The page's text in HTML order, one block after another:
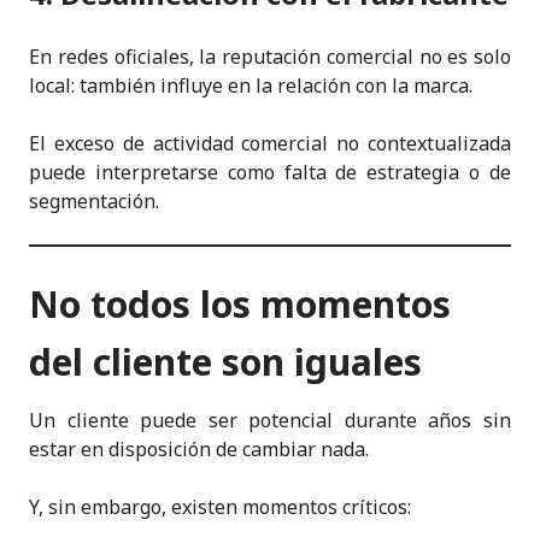
En redes oficiales, la reputación comercial no es solo
local: también influye en la relación con la marca.
El exceso de actividad comercial no contextualizada
puede interpretarse como falta de estrategia o de
segmentación.
No todos los momentos
del cliente son iguales
Un cliente puede ser potencial durante años sin
estar en disposición de cambiar nada.
Y, sin embargo, existen momentos críticos: